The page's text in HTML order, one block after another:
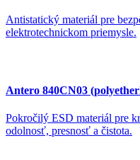
Antistatický materiál pre
elektrotechnickom priemysle.
Antero 840CN03
Pokročilý ESD materiál pre
odolnosť, presnosť a čistota.